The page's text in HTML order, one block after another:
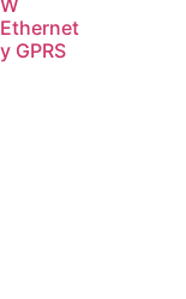
Ethernet
y GPRS